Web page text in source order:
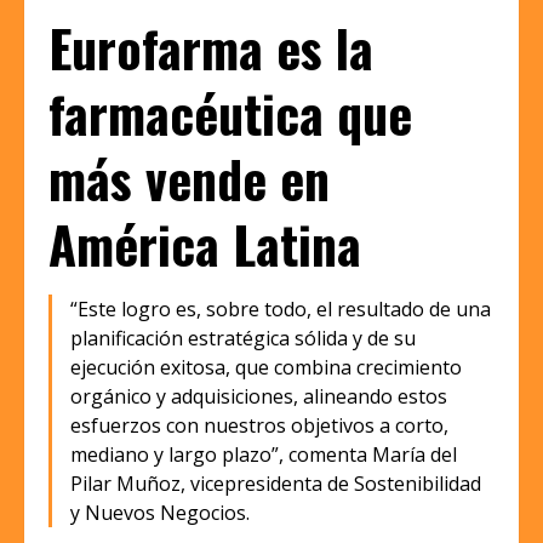
Eurofarma es la
farmacéutica que
más vende en
América Latina
“Este logro es, sobre todo, el resultado de una
planificación estratégica sólida y de su
ejecución exitosa, que combina crecimiento
orgánico y adquisiciones, alineando estos
esfuerzos con nuestros objetivos a corto,
mediano y largo plazo”, comenta María del
Pilar Muñoz, vicepresidenta de Sostenibilidad
y Nuevos Negocios.